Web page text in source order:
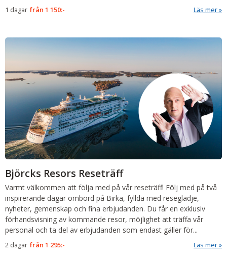
1 dagar från1 150:- Läs mer
Björcks Resors Reseträff
Varmt välkommen att följa med på vår reseträff! Följ med på två
inspirerande dagar ombord på Birka, fyllda med reseglädje,
nyheter, gemenskap och fina erbjudanden. Du får en exklusiv
förhandsvisning av kommande resor, möjlighet att träffa vår
personal och ta del av erbjudanden som endast gäller för...
2 dagar från1 295:- Läs mer